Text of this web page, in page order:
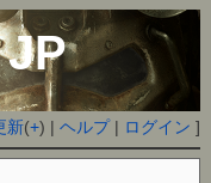
新(+) |ヘルプ| ログイン ]